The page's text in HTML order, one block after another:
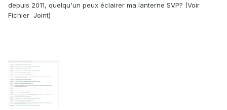
depuis 2011, quelqu'un peux éclairer ma lanterne SVP? (Voir
Fichier Joint)